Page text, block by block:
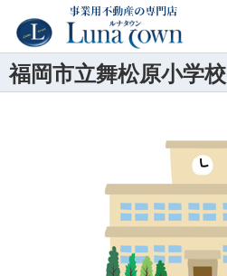
福岡市立舞松原小学校